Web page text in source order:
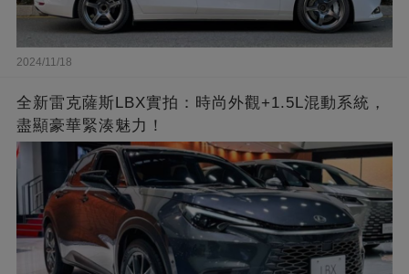
2024/11/18
全新雷克薩斯LBX實拍：時尚外觀+1.5L混動系統，
盡顯豪華緊湊魅力！